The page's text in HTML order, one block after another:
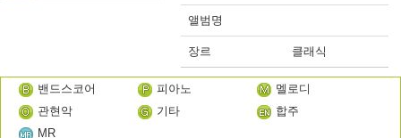
앨범명
장르 클래식
밴드스코어 피아노
멜로디
관현악
기타
합주
MR